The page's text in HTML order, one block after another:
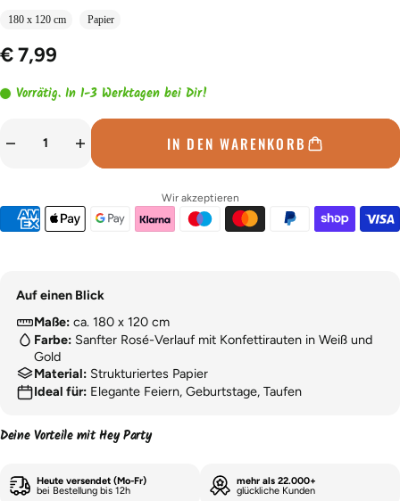
180 x 120 cm Papier
€ 7,99
Vorrätig. In 1-3 Werktagen bei Dir!
IN DEN WARENKORB
Wir akzeptieren
Auf einen Blick
Maße: ca. 180 x 120 cm
Farbe: Sanfter Rosé-Verlauf mit Konfettirauten in Weiß und
Gold
Material: Strukturiertes Papier
Ideal für: Elegante Feiern, Geburtstage, Taufen
Deine Vorteile mit Hey Party
Heute versendet (Mo-Fr)
bei Bestellung bis 12h
mehr als 22.000+
glückliche Kunden